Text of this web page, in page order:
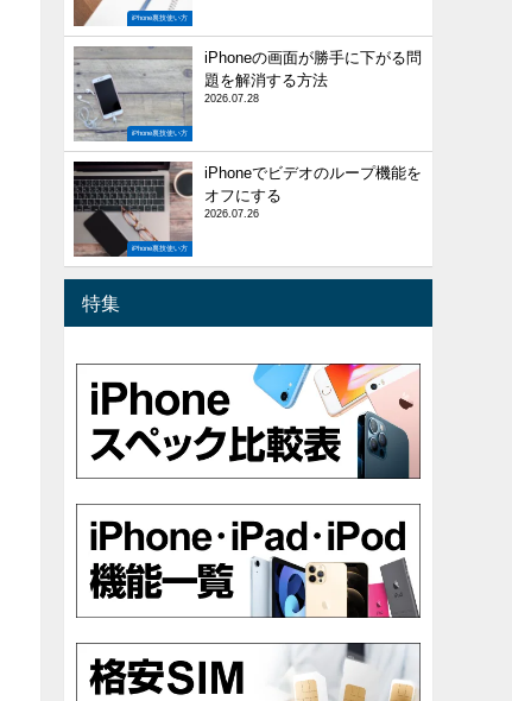
iPhone裏技使い方
iPhone裏技使い方
iPhoneの画面が勝手に下がる問
題を解消する方法
2026.07.28
iPhone裏技使い方
iPhoneでビデオのループ機能を
オフにする
2026.07.26
特集